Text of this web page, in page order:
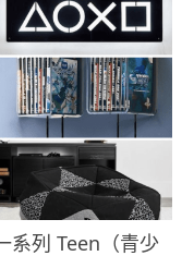
系列 Teen（青少